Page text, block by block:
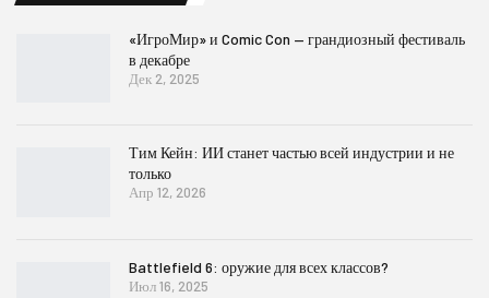
«ИгроМир» и Comic Con — грандиозный фестиваль
в декабре
Дек 2, 2025
Тим Кейн: ИИ станет частью всей индустрии и не
только
Апр 12, 2026
Battlefield 6: оружие для всех классов?
Июл 16, 2025